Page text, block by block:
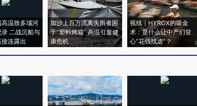
温致多瑙河
二战沉船与
连露出
加沙上百万流离失所者困
于“塑料烤箱” 高温引发健
康危机
视线｜HYROX的吸金
术：是什么让中产们甘
心“花钱找虐”？